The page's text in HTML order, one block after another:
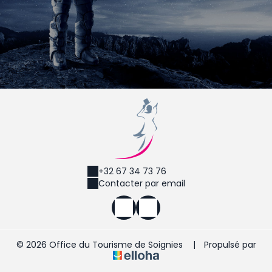
+32 67 34 73 76
Contacter par email
© 2026 Office du Tourisme de Soignies | Propulsé par